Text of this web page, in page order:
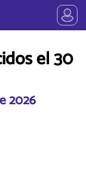
el 30
2026